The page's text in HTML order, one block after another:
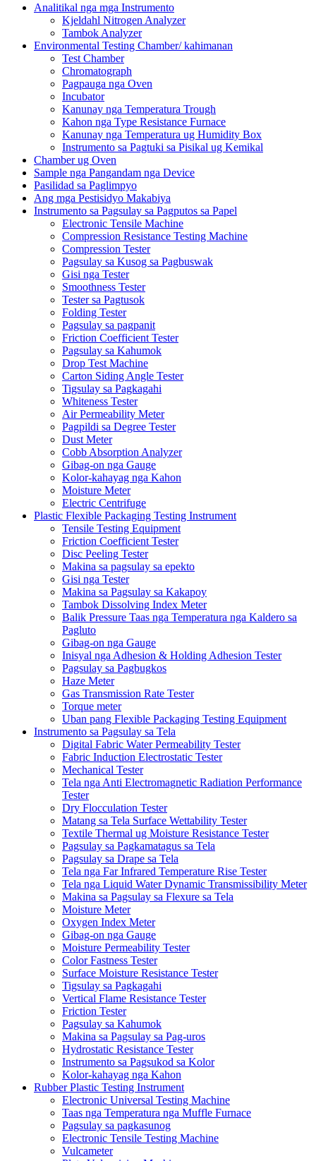
Analitikal nga mga Instrumento
Kjeldahl Nitrogen Analyzer
Tambok Analyzer
Environmental Testing Chamber/ kahimanan
Test Chamber
Chromatograph
Pagpauga nga Oven
Incubator
Kanunay nga Temperatura Trough
Kahon nga Type Resistance Furnace
Kanunay nga Temperatura ug Humidity Box
Instrumento sa Pagtuki sa Pisikal ug Kemikal
Chamber ug Oven
Sample nga Pangandam nga Device
Pasilidad sa Paglimpyo
Ang mga Pestisidyo Makabiya
Instrumento sa Pagsulay sa Pagputos sa Papel
Electronic Tensile Machine
Compression Resistance Testing Machine
Compression Tester
Pagsulay sa Kusog sa Pagbuswak
Gisi nga Tester
Smoothness Tester
Tester sa Pagtusok
Folding Tester
Pagsulay sa pagpanit
Friction Coefficient Tester
Pagsulay sa Kahumok
Drop Test Machine
Carton Siding Angle Tester
Tigsulay sa Pagkagahi
Whiteness Tester
Air Permeability Meter
Pagpildi sa Degree Tester
Dust Meter
Cobb Absorption Analyzer
Gibag-on nga Gauge
Kolor-kahayag nga Kahon
Moisture Meter
Electric Centrifuge
Plastic Flexible Packaging Testing Instrument
Tensile Testing Equipment
Friction Coefficient Tester
Disc Peeling Tester
Makina sa pagsulay sa epekto
Gisi nga Tester
Makina sa Pagsulay sa Kakapoy
Tambok Dissolving Index Meter
Balik Pressure Taas nga Temperatura nga Kaldero sa
Pagluto
Gibag-on nga Gauge
Inisyal nga Adhesion & Holding Adhesion Tester
Pagsulay sa Pagbugkos
Haze Meter
Gas Transmission Rate Tester
Torque meter
Uban pang Flexible Packaging Testing Equipment
Instrumento sa Pagsulay sa Tela
Digital Fabric Water Permeability Tester
Fabric Induction Electrostatic Tester
Mechanical Tester
Tela nga Anti Electromagnetic Radiation Performance
Tester
Dry Flocculation Tester
Matang sa Tela Surface Wettability Tester
Textile Thermal ug Moisture Resistance Tester
Pagsulay sa Pagkamatagus sa Tela
Pagsulay sa Drape sa Tela
Tela nga Far Infrared Temperature Rise Tester
Tela nga Liquid Water Dynamic Transmissibility Meter
Makina sa Pagsulay sa Flexure sa Tela
Moisture Meter
Oxygen Index Meter
Gibag-on nga Gauge
Moisture Permeability Tester
Color Fastness Tester
Surface Moisture Resistance Tester
Tigsulay sa Pagkagahi
Vertical Flame Resistance Tester
Friction Tester
Pagsulay sa Kahumok
Makina sa Pagsulay sa Pag-uros
Hydrostatic Resistance Tester
Instrumento sa Pagsukod sa Kolor
Kolor-kahayag nga Kahon
Rubber Plastic Testing Instrument
Electronic Universal Testing Machine
Taas nga Temperatura nga Muffle Furnace
Pagsulay sa pagkasunog
Electronic Tensile Testing Machine
Vulcameter